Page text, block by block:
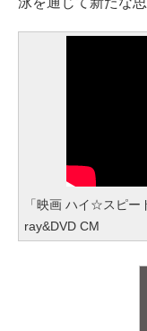
「映画 ハイ☆スピー
ray&DVD CM